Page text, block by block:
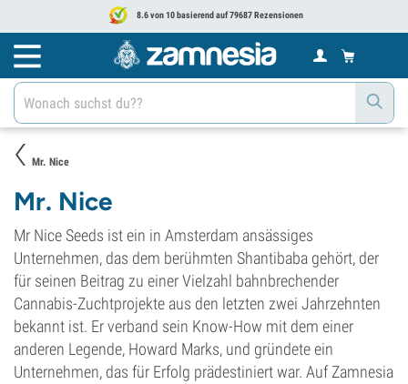
8.6 von 10 basierend auf 79687 Rezensionen
Mr. Nice
Mr. Nice
Mr Nice Seeds ist ein in Amsterdam ansässiges
Unternehmen, das dem berühmten Shantibaba gehört, der
für seinen Beitrag zu einer Vielzahl bahnbrechender
Cannabis-Zuchtprojekte aus den letzten zwei Jahrzehnten
bekannt ist. Er verband sein Know-How mit dem einer
anderen Legende, Howard Marks, und gründete ein
Unternehmen, das für Erfolg prädestiniert war. Auf Zamnesia